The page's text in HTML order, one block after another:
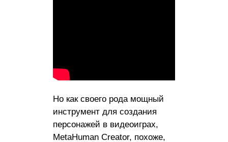
Но как своего рода мощный
инструмент для создания
персонажей в видеоиграх,
MetaHuman Creator, похоже,